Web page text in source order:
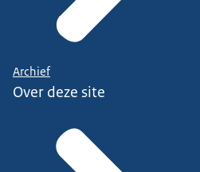
Archief
Over deze site